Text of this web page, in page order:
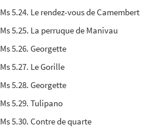
Ms 5.24. Le rendez-vous de Camembert
Ms 5.25. La perruque de Manivau
Ms 5.26. Georgette
Ms 5.27. Le Gorille
Ms 5.28. Georgette
Ms 5.29. Tulipano
Ms 5.30. Contre de quarte